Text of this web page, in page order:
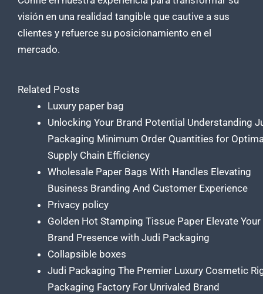
visión en una realidad tangible que cautive a sus
clientes y refuerce su posicionamiento en el
mercado.
Related Posts
Luxury paper bag
Unlocking Your Brand Potential Understanding
Packaging Minimum Order Quantities for
Supply Chain Efficiency
Wholesale Paper Bags With Handles Elevating
Business Branding And Customer Experience
Privacy policy
Golden Hot Stamping Tissue Paper Elevate Your
Brand Presence with Judi Packaging
Collapsible boxes
Judi Packaging The Premier Luxury Cosmetic
Packaging Factory For Unrivaled Brand